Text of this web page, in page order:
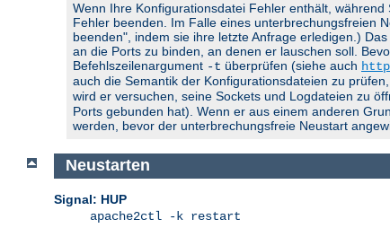
Wenn Ihre Konfigurationsdatei Fehler enthält,
Fehler beenden. Im Falle eines unterbrechungsfreien
beenden", indem sie ihre letzte Anfrage erledigen.)
an die Ports zu binden, an denen er lauschen soll.
Befehlszeilenargument -t überprüfen (siehe auch
auch die Semantik der Konfigurationsdateien zu
wird er versuchen, seine Sockets und Logdateien zu
Ports gebunden hat). Wenn er aus einem anderen
werden, bevor der unterbrechungsfreie Neustart
Neustarten
Signal: HUP
apache2ctl -k restart